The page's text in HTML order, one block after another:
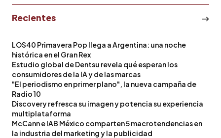
Recientes
LOS40 Primavera Pop llega a Argentina: una noche
histórica en el Gran Rex
Estudio global de Dentsu revela qué esperan los
consumidores de la IA y de las marcas
"El periodismo en primer plano", la nueva campaña de
Radio 10
Discovery refresca su imagen y potencia su experiencia
multiplataforma
McCann e IAB México comparten 5 macrotendencias en
la industria del marketing y la publicidad